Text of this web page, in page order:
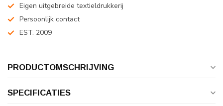
Eigen uitgebreide textieldrukkerij
Persoonlijk contact
EST. 2009
PRODUCTOMSCHRIJVING
SPECIFICATIES